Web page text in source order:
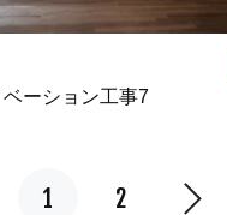
ーション工事7
1 2